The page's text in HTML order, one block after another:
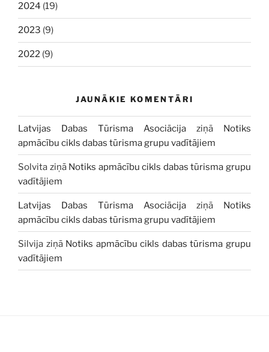
2024 (19)
2023 (9)
2022 (9)
JAUNĀKIE KOMENTĀRI
Latvijas Dabas Tūrisma Asociācija ziņā Notiks
apmācību cikls dabas tūrisma grupu vadītājiem
Solvita ziņā Notiks apmācību cikls dabas tūrisma grupu
vadītājiem
Latvijas Dabas Tūrisma Asociācija ziņā Notiks
apmācību cikls dabas tūrisma grupu vadītājiem
Silvija ziņā Notiks apmācību cikls dabas tūrisma grupu
vadītājiem